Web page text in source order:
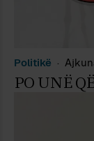
Politikë
PO UNË